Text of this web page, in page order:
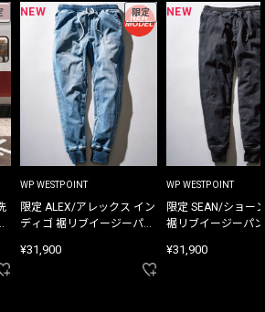
NEW 限定
WP WESTPOINT
限定 ALEX/アレックス イン
ディゴ 裾リブイージーパン
¥31,900
NEW
WP WESTPOINT
限定 SEAN/ショー
裾リブイージーパ
¥31,900